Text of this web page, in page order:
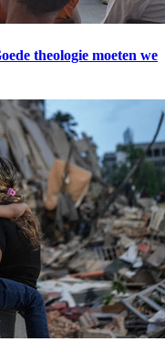
theologie moeten we